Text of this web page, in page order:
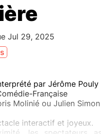
Jul 29, 2025
par Jérôme Pouly
Française
Molinié ou Julien Simon
interactif et joyeux.